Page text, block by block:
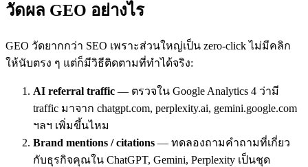
วัดผล GEO อย่างไร
GEO วัดยากกว่า SEO เพราะส่วนใหญ่เป็น zero-click ไม่มีคลิก
ให้นับตรง ๆ แต่ก็มีวิธีติดตามที่ทำได้จริง:
AI referral traffic — ตรวจใน Google Analytics 4 ว่ามี
traffic มาจาก chatgpt.com, perplexity.ai, gemini.google.com
ฯลฯ เพิ่มขึ้นไหม
Brand mentions / citations — ทดลองถามคำถามที่เกี่ยว
กับธุรกิจคุณใน ChatGPT, Gemini, Perplexity เป็นชุด